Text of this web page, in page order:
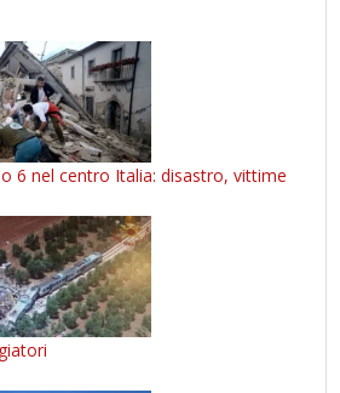
6 nel centro Italia: disastro, vittime